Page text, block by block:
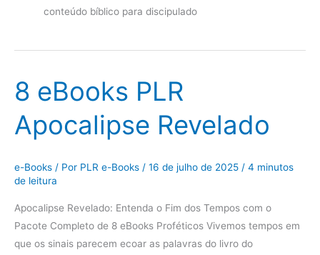
conteúdo bíblico para discipulado
8 eBooks PLR
Apocalipse Revelado
e-Books / Por PLR e-Books / 16 de julho de 2025 / 4 minutos
de leitura
Apocalipse Revelado: Entenda o Fim dos Tempos com o
Pacote Completo de 8 eBooks Proféticos Vivemos tempos em
que os sinais parecem ecoar as palavras do livro do